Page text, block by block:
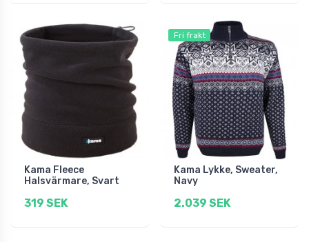
Kama Fleece
Halsvärmare, Svart
319 SEK
Fri frakt
Kama Lykke, Sweater,
Navy
2.039 SEK